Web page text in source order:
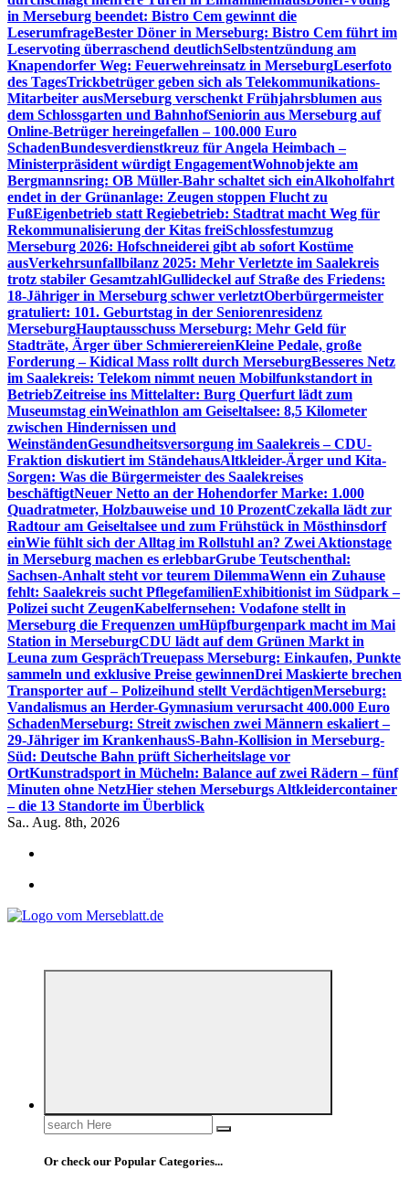
in Merseburg beendet: Bistro Cem gewinnt die
LeserumfrageBester Döner in Merseburg: Bistro Cem führt im
Leservoting überraschend deutlichSelbstentzündung am
Knapendorfer Weg: Feuerwehreinsatz in MerseburgLeserfoto
des TagesTrickbetrüger geben sich als Telekommunikations-
Mitarbeiter ausMerseburg verschenkt Frühjahrsblumen aus
dem Schlossgarten und BahnhofSeniorin aus Merseburg auf
Online-Betrüger hereingefallen – 100.000 Euro
SchadenBundesverdienstkreuz für Angela Heimbach –
Ministerpräsident würdigt EngagementWohnobjekte am
Bergmannsring: OB Müller-Bahr schaltet sich einAlkoholfahrt
endet in der Grünanlage: Zeugen stoppen Flucht zu
FußEigenbetrieb statt Regiebetrieb: Stadtrat macht Weg für
Rekommunalisierung der Kitas freiSchlossfestumzug
Merseburg 2026: Hofschneiderei gibt ab sofort Kostüme
ausVerkehrsunfallbilanz 2025: Mehr Verletzte im Saalekreis
trotz stabiler GesamtzahlGullideckel auf Straße des Friedens:
18-Jähriger in Merseburg schwer verletztOberbürgermeister
gratuliert: 101. Geburtstag in der Seniorenresidenz
MerseburgHauptausschuss Merseburg: Mehr Geld für
Stadträte, Ärger über SchmierereienKleine Pedale, große
Forderung – Kidical Mass rollt durch MerseburgBesseres Netz
im Saalekreis: Telekom nimmt neuen Mobilfunkstandort in
BetriebZeitreise ins Mittelalter: Burg Querfurt lädt zum
Museumstag einWeinathlon am Geiseltalsee: 8,5 Kilometer
zwischen Hindernissen und
WeinständenGesundheitsversorgung im Saalekreis – CDU-
Fraktion diskutiert im StändehausAltkleider-Ärger und Kita-
Sorgen: Was die Bürgermeister des Saalekreises
beschäftigtNeuer Netto an der Hohendorfer Marke: 1.000
Quadratmeter, Holzbauweise und 10 ProzentCzekalla lädt zur
Radtour am Geiseltalsee und zum Frühstück in Mösthinsdorf
einWie fühlt sich der Alltag im Rollstuhl an? Zwei Aktionstage
in Merseburg machen es erlebbarGrube Teutschenthal:
Sachsen-Anhalt steht vor teurem DilemmaWenn ein Zuhause
fehlt: Saalekreis sucht PflegefamilienExhibitionist im Südpark –
Polizei sucht ZeugenKabelfernsehen: Vodafone stellt in
Merseburg die Frequenzen umHüpfburgenpark macht im Mai
Station in MerseburgCDU lädt auf dem Grünen Markt in
Leuna zum GesprächTreuepass Merseburg: Einkaufen, Punkte
sammeln und exklusive Preise gewinnenDrei Maskierte brechen
Transporter auf – Polizeihund stellt VerdächtigenMerseburg:
Vandalismus an Herder-Gymnasium verursacht 400.000 Euro
SchadenMerseburg: Streit zwischen zwei Männern eskaliert –
29-Jähriger im KrankenhausS-Bahn-Kollision in Merseburg-
Süd: Deutsche Bahn prüft Sicherheitslage vor
OrtKunstradsport in Mücheln: Balance auf zwei Rädern – fünf
Minuten ohne NetzHier stehen Merseburgs Altkleidercontainer
– die 13 Standorte im Überblick
Sa.. Aug. 8th, 2026
Search
for:
Or check our Popular Categories...